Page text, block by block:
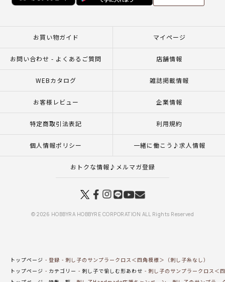
お買い物ガイド マイページ
お問い合わせ - よくあるご質問 店舗情報
WEBカタログ 雑誌掲載情報
お客様レビュー 企業情報
特定商取引法表記 利用規約
個人情報ポリシー 一緒に働こう♪求人情報
おトクな情報♪メルマガ登録
© 2026 HOBBYRA HOBBYRE CORPORATION ALL Rights Reserved
トップページ 登録
刺し子のサンプラークロス＜四角模様＞（刺し子糸なし）
トップページ
カテゴリー 刺し子で愉しむ形あわせ
刺し子のサンプラークロス＜